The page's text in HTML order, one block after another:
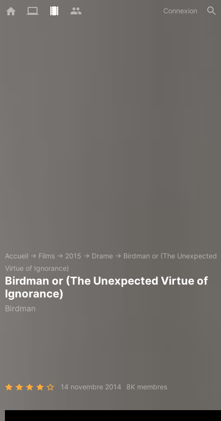
Connexion
Accueil → Films → 2015 → Drame → Birdman or (The Unexpected
Virtue of Ignorance)
Birdman or (The Unexpected Virtue of
Ignorance)
Birdman
14 novembre 2014 8K membres